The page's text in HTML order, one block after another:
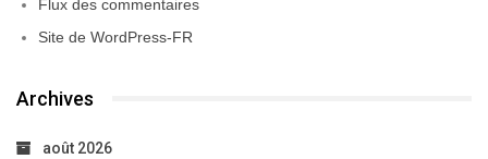
Flux des commentaires
Site de WordPress-FR
Archives
août 2026